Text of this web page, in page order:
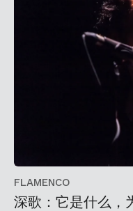
FLAMENCO
深歌：它是什么，